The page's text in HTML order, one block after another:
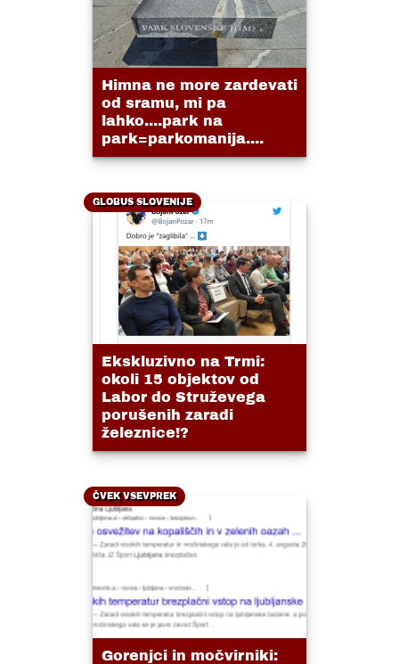
Himna ne more zardevati
od sramu, mi pa
lahko....park na
park=parkomanija....
GLOBUS SLOVENIJE
Ekskluzivno na Trmi:
okoli 15 objektov od
Labor do Struževega
porušenih zaradi
železnice!?
ČVEK VSEVPREK
Gorenjci in močvirniki: